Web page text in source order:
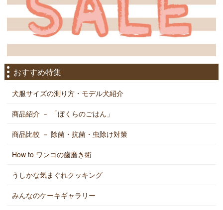
おすすめ特集
犬服サイズの測り方・モデル犬紹介
商品紹介 － 「ぼくらのごはん」
商品比較 － 除菌・抗菌・虫除け対策
How to ワンコの歯磨き術
うしかな気まぐれクッキング
みんなのケーキギャラリー